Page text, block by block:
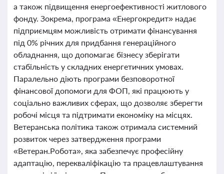
а також підвищення енергоефективності житлового
фонду. Зокрема, програма «Енергокредит» надає
підприємцям можливість отримати фінансування
під 0% річних для придбання генераційного
обладнання, що допомагає бізнесу зберігати
стабільність у складних енергетичних умовах.
Паралельно діють програми безповоротної
фінансової допомоги для ФОП, які працюють у
соціально важливих сферах, що дозволяє зберегти
робочі місця та підтримати економіку на місцях.
Ветеранська політика також отримала системний
розвиток через затвердження програми
«Ветеран.Робота», яка забезпечує професійну
адаптацію, перекваліфікацію та працевлаштування